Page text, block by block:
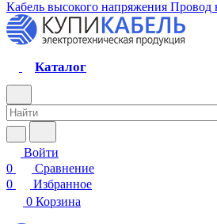
Кабель высокого напряжения Провод
Каталог
Войти
0
Сравнение
0
Избранное
0 Корзина